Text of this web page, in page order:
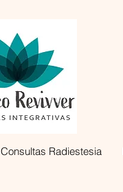
Consultas Radiestesia